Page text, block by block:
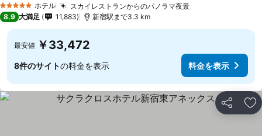
5 ホテルのランク
ホテル スカイレストランからのパノラマ夜景
8.9 大満足 11,883 新宿駅まで3.3 km
最安値 ￥33,472
8件のサイトの料金を表示 料金を表示
シェア お